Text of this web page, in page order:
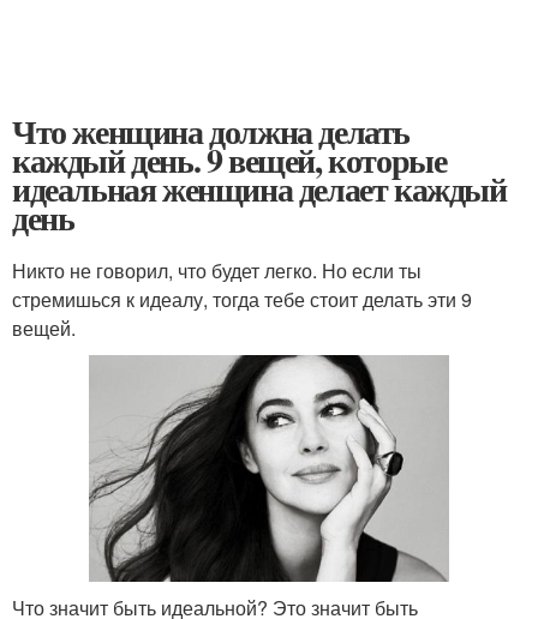
Что женщина должна делать
каждый день. 9 вещей, которые
идеальная женщина делает каждый
день
Никто не говорил, что будет легко. Но если ты
стремишься к идеалу, тогда тебе стоит делать эти 9
вещей.
Что значит быть идеальной? Это значит быть